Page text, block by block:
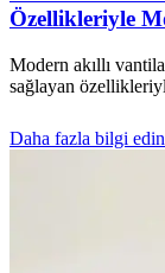
Özellikleriyle
Modern akıllı
sağlayan
Daha fazla bilgi